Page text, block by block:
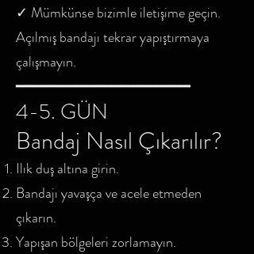
✓ Mümkünse bizimle iletişime geçin.
Açılmış bandajı tekrar yapıştırmaya
çalışmayın.
━━━━━━━━━━━━━━━━━━━━
4-5. GÜN
Bandaj Nasıl Çıkarılır?
Ilık duş altına girin.
Bandajı yavaşça ve acele etmeden
çıkarın.
Yapışan bölgeleri zorlamayın.